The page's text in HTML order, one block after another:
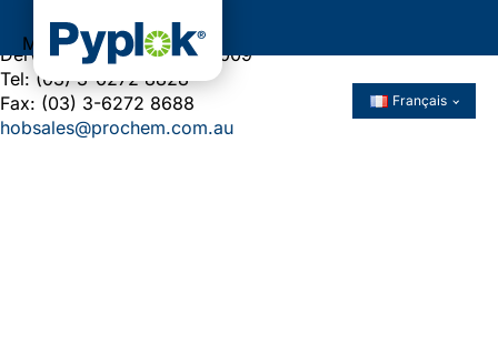
Français
96-98 Central Avenue
Derwent Park, Tasmania 7009
Tel: (03) 3-6272 8828
Fax: (03) 3-6272 8688
hobsales@prochem.com.au
Menu